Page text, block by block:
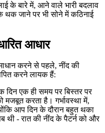
के बारे में, आने वाले भारी बदलाव
थक जाने पर भी सोने में कठिनाई
आधार
करने से पहले, नींद की
करने लायक हैं:
दिन एक ही समय पर बिस्तर पर
करता है। गर्भावस्था में,
आप दिन के दौरान बहुत थका
थी - रात की नींद के पैटर्न को और